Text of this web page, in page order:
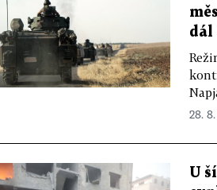
dál
28.
U